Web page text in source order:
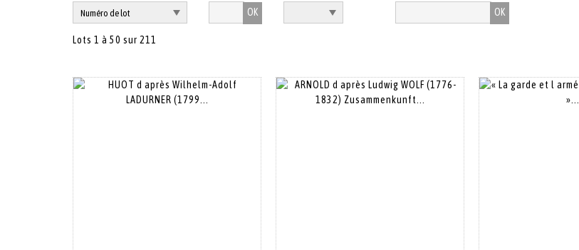
OK
Lots 1 à 50 sur 211